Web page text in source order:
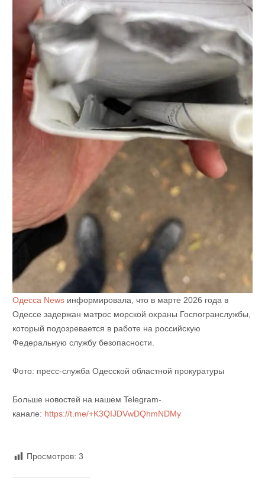
Одесса Newsинформировала, что в марте 2026 года в
Одессе задержан матрос морской охраны Госпогранслужбы,
который подозревается в работе на российскую
Федеральную службу безопасности.
Фото: пресс-служба Одесской областной прокуратуры
Больше новостей на нашем Telegram-
канале: https://t.me/+K3QIJDVwDQhmNDMy
Просмотров: 3